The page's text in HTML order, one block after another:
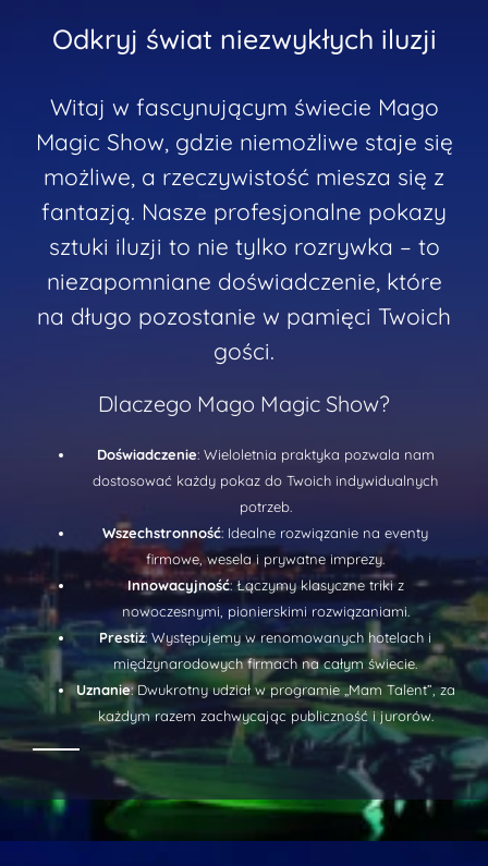
Odkryj świat niezwykłych iluzji
Witaj w fascynującym świecie Mago
Magic Show, gdzie niemożliwe staje się
możliwe, a rzeczywistość miesza się z
fantazją. Nasze profesjonalne pokazy
sztuki iluzji to nie tylko rozrywka – to
niezapomniane doświadczenie, które
na długo pozostanie w pamięci Twoich
gości.
Dlaczego Mago Magic Show?
Doświadczenie: Wieloletnia praktyka pozwala nam
dostosować każdy pokaz do Twoich indywidualnych
potrzeb.
Wszechstronność: Idealne rozwiązanie na eventy
firmowe, wesela i prywatne imprezy.
Innowacyjność: Łączymy klasyczne triki z
nowoczesnymi, pionierskimi rozwiązaniami.
Prestiż: Występujemy w renomowanych hotelach i
międzynarodowych firmach na całym świecie.
Uznanie: Dwukrotny udział w programie „Mam Talent”, za
każdym razem zachwycając publiczność i jurorów.